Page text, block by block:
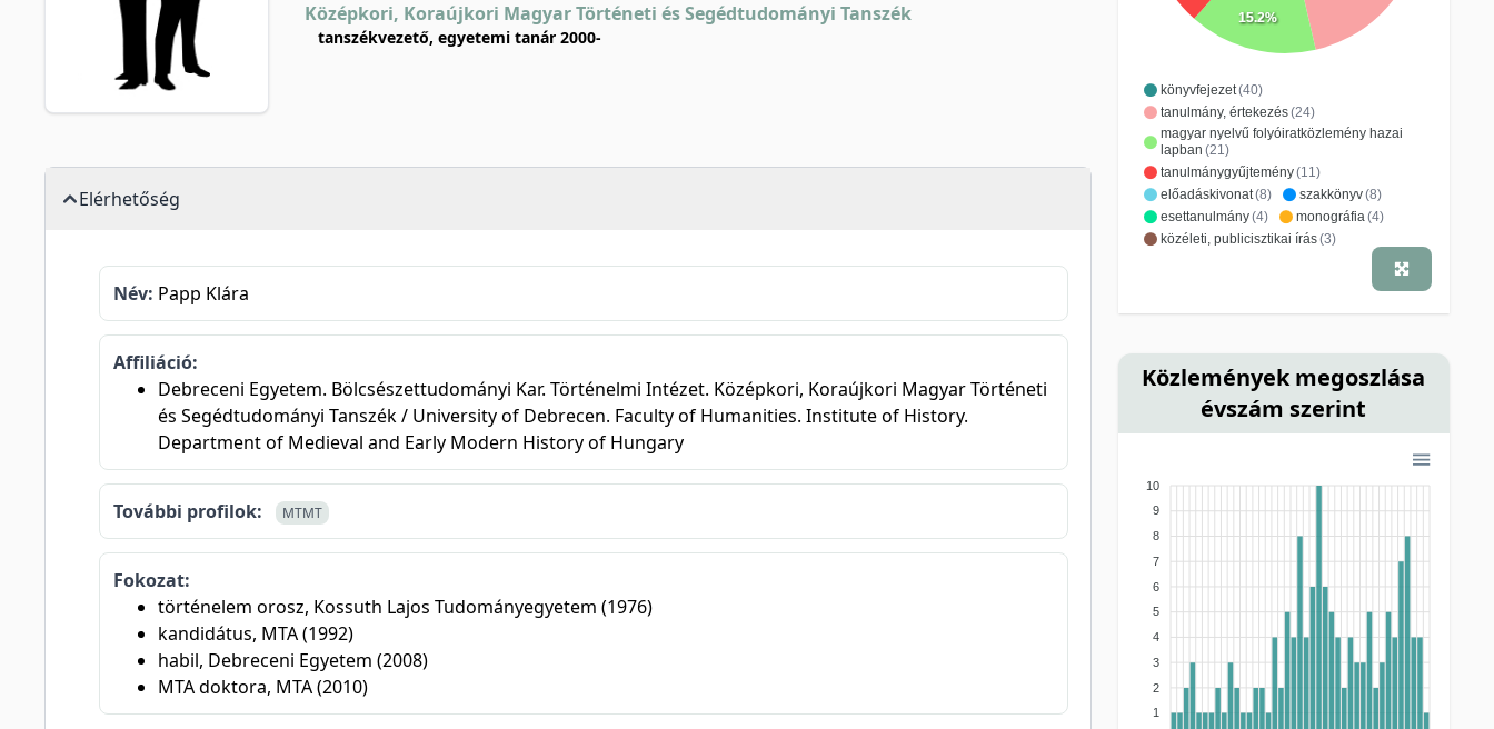
Középkori, Koraújkori Magyar Történeti és Segédtudományi Tanszék
tanszékvezető, egyetemi tanár 2000-
Elérhetőség
Név: Papp Klára
Affiliáció:
Debreceni Egyetem. Bölcsészettudományi Kar. Történelmi Intézet. Középkori, Koraújkori Magyar Történeti
és Segédtudományi Tanszék / University of Debrecen. Faculty of Humanities. Institute of History.
Department of Medieval and Early Modern History of Hungary
További profilok: MTMT
Fokozat:
történelem orosz, Kossuth Lajos Tudományegyetem (1976)
kandidátus, MTA (1992)
habil, Debreceni Egyetem (2008)
MTA doktora, MTA (2010)
könyvfejezet(40)
tanulmány, értekezés(24)
magyar nyelvű folyóiratközlemény hazai
lapban (21)
tanulmánygyűjtemény(11)
előadáskivonat(8) szakkönyv(8)
esettanulmány(4) monográfia (4)
közéleti, publicisztikai írás(3)
magyar nyelvű folyóiratközlemény külföldi
bibliográfia, repertórium(1)
idegen nyelvű folyóiratközlemény hazai
lapban(1)
lexikon szócikk
(1)
15.2%
Közlemények megoszlása
évszám szerint
10
9
8
7
6
5
4
3
2
1